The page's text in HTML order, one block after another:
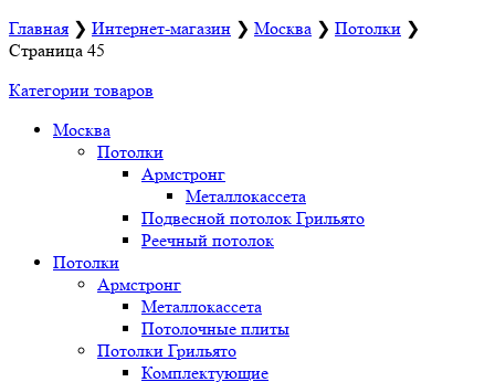
Главная ❯ Интернет-магазин ❯ Москва ❯ Потолки ❯
Страница 45
Категории товаров
Москва
Потолки
Армстронг
Металлокассета
Подвесной потолок Грильято
Реечный потолок
Потолки
Армстронг
Металлокассета
Потолочные плиты
Потолки Грильято
Комплектующие